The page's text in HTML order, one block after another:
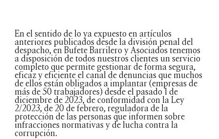
En el sentido de lo ya expuesto en artículos
anteriores publicados desde la división penal del
despacho, en Bufete Barrilero y Asociados tenemos
a disposición de todos nuestros clientes un servicio
completo que permite gestionar de forma segura,
eficaz y eficiente el canal de denuncias que muchos
de ellos están obligados a implantar (empresas de
más de 50 trabajadores) desde el pasado 1 de
diciembre de 2023, de conformidad con la Ley
2/2023, de 20 de febrero, reguladora de la
protección de las personas que informen sobre
infracciones normativas y de lucha contra la
corrupción.